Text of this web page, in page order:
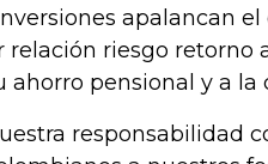
apalancan
relación riesgo retorno
pensional y a la
responsabilidad